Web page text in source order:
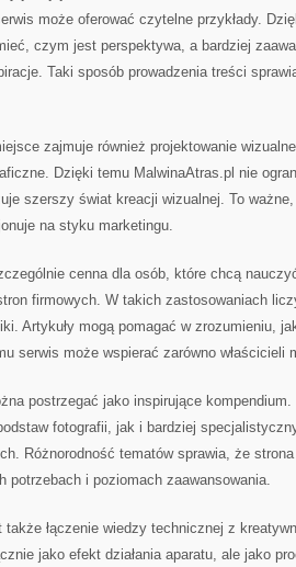
może oferować czytelne przykłady.
czym jest perspektywa, a bardziej
Taki sposób prowadzenia treści
zajmuje również projektowanie
Dzięki temu MalwinaAtras.pl nie
szerszy świat kreacji wizualnej. To ważne,
na styku marketingu.
cenna dla osób, które chcą
firmowych. W takich zastosowaniach
Artykuły mogą pomagać w zrozumieniu,
serwis może wspierać zarówno właścicieli
postrzegać jako inspirujące
fotografii, jak i bardziej
Różnorodność tematów sprawia, że
potrzebach i poziomach zaawansowania.
łączenie wiedzy technicznej z
jako efekt działania aparatu, ale jako